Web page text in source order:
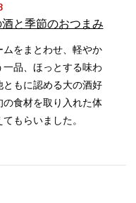
と季節のおつまみ
をまとわせ、軽やか
品、ほっとする味わ
もに認める大の酒好
の食材を取り入れた体
もらいました。